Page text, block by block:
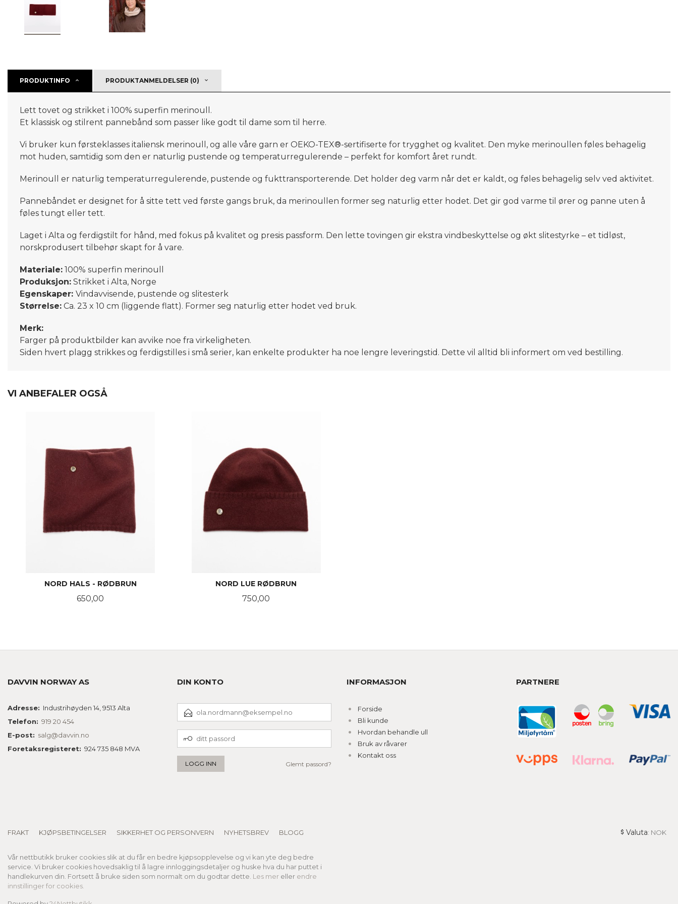
PRODUKTINFO PRODUKTANMELDELSER (0)
Lett tovet og strikket i 100% superfin merinoull.
Et klassisk og stilrent pannebånd som passer like godt til dame som til herre.
Vi bruker kun førsteklasses italiensk merinoull, og alle våre garn er OEKO-TEX®-sertifiserte for trygghet og kvalitet. Den myke merinoullen føles behagelig
mot huden, samtidig som den er naturlig pustende og temperaturregulerende – perfekt for komfort året rundt.
Merinoull er naturlig temperaturregulerende, pustende og fukttransporterende. Det holder deg varm når det er kaldt, og føles behagelig selv ved aktivitet.
Pannebåndet er designet for å sitte tett ved første gangs bruk, da merinoullen former seg naturlig etter hodet. Det gir god varme til ører og panne uten å
føles tungt eller tett.
Laget i Alta og ferdigstilt for hånd, med fokus på kvalitet og presis passform. Den lette tovingen gir ekstra vindbeskyttelse og økt slitestyrke – et tidløst,
norskprodusert tilbehør skapt for å vare.
Materiale: 100% superfin merinoull
Produksjon: Strikket i Alta, Norge
Egenskaper: Vindavvisende, pustende og slitesterk
Størrelse: Ca. 23 x 10 cm (liggende flatt). Former seg naturlig etter hodet ved bruk.
Merk:
Farger på produktbilder kan avvike noe fra virkeligheten.
Siden hvert plagg strikkes og ferdigstilles i små serier, kan enkelte produkter ha noe lengre leveringstid. Dette vil alltid bli informert om ved bestilling.
VI ANBEFALER OGSÅ
NORD HALS - RØDBRUN
Pris
650,00
NORD LUE RØDBRUN
Pris
750,00
DAVVIN NORWAY AS
Adresse: Industrihøyden 14, 9513 Alta
Telefon: 919 20 454
E-post: salg@davvin.no
Foretaksregisteret: 924 735 848 MVA
DIN KONTO
POSTADRESSE
PASSORD
Glemt passord?
INFORMASJON
Forside
Bli kunde
Hvordan behandle ull
Bruk av råvarer
Kontakt oss
PARTNERE
Valuta: NOK
FRAKT KJØPSBETINGELSER SIKKERHET OG PERSONVERN NYHETSBREV BLOGG
Vår nettbutikk bruker cookies slik at du får en bedre kjøpsopplevelse og vi kan yte deg bedre
service. Vi bruker cookies hovedsaklig til å lagre innloggingsdetaljer og huske hva du har puttet i
handlekurven din. Fortsett å bruke siden som normalt om du godtar dette. Les mer eller endre
innstillinger for cookies.